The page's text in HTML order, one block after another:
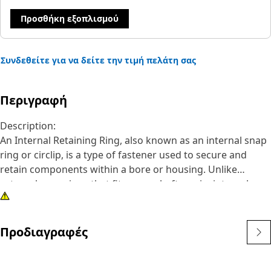
Προσθήκη εξοπλισμού
Συνδεθείτε για να δείτε την τιμή πελάτη σας
Περιγραφή
Description:
An Internal Retaining Ring, also known as an internal snap
ring or circlip, is a type of fastener used to secure and
retain components within a bore or housing. Unlike
external snap rings that fit over a shaft or pin, internal
snap rings are installed inside a bore or groove to hold
snap ring is to prevent axial movement or displacement of
components within a bore or housing. It acts as a retaining
Προδιαγραφές